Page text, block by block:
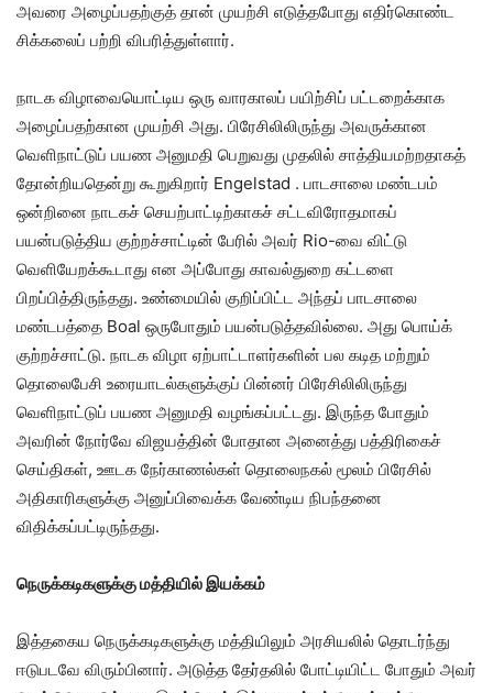
அவரை அழைப்பதற்குத் தான் முயற்சி எடுத்தபோது எதிர்கொண்ட
சிக்கலைப் பற்றி விபரித்துள்ளார்.
நாடக விழாவையொட்டிய ஒரு வாரகாலப் பயிற்சிப் பட்டறைக்காக
அழைப்பதற்கான முயற்சி அது. பிரேசிலிலிருந்து அவருக்கான
வெளிநாட்டுப் பயண அனுமதி பெறுவது முதலில் சாத்தியமற்றதாகத்
தோன்றியதென்று கூறுகிறார் Engelstad . பாடசாலை மண்டபம்
ஒன்றினை நாடகச் செயற்பாட்டிற்காகச் சட்டவிரோதமாகப்
பயன்படுத்திய குற்றச்சாட்டின் பேரில் அவர் Rio-வை விட்டு
வெளியேறக்கூடாது என அப்போது காவல்துறை கட்டளை
பிறப்பித்திருந்தது. உண்மையில் குறிப்பிட்ட அந்தப் பாடசாலை
மண்டபத்தை Boal ஒருபோதும் பயன்படுத்தவில்லை. அது பொய்க்
குற்றச்சாட்டு. நாடக விழா ஏற்பாட்டாளர்களின் பல கடித மற்றும்
தொலைபேசி உரையாடல்களுக்குப் பின்னர் பிரேசிலிலிருந்து
வெளிநாட்டுப் பயண அனுமதி வழங்கப்பட்டது. இருந்த போதும்
அவரின் நோர்வே விஜயத்தின் போதான அனைத்து பத்திரிகைச்
செய்திகள், ஊடக நேர்காணல்கள் தொலைநகல் மூலம் பிரேசில்
அதிகாரிகளுக்கு அனுப்பிவைக்க வேண்டிய நிபந்தனை
விதிக்கப்பட்டிருந்தது.
நெருக்கடிகளுக்கு மத்தியில் இயக்கம்
இத்தகைய நெருக்கடிகளுக்கு மத்தியிலும் அரசியலில் தொடர்ந்து
ஈடுபடவே விரும்பினார். அடுத்த தேர்தலில் போட்டியிட்ட போதும் அவர்